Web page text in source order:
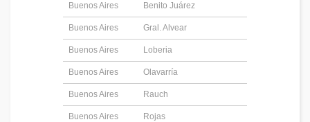
Buenos Aires Benito Juárez
Buenos Aires Gral. Alvear
Buenos Aires Loberia
Buenos Aires Olavarría
Buenos Aires Rauch
Buenos Aires Rojas